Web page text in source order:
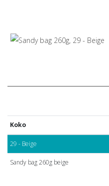
Koko
29 - Beige
Sandy bag 260g beige